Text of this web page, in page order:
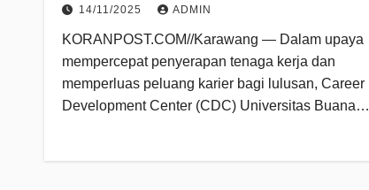
14/11/2025 ADMIN
KORANPOST.COM//Karawang — Dalam upaya
mempercepat penyerapan tenaga kerja dan
memperluas peluang karier bagi lulusan, Career
Development Center (CDC) Universitas Buana…